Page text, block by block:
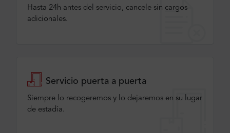
Hasta 24h antes del servicio, cancele sin cargos
adicionales.
Servicio puerta a puerta
Siempre lo recogeremos y lo dejaremos en su lugar
de estadía.